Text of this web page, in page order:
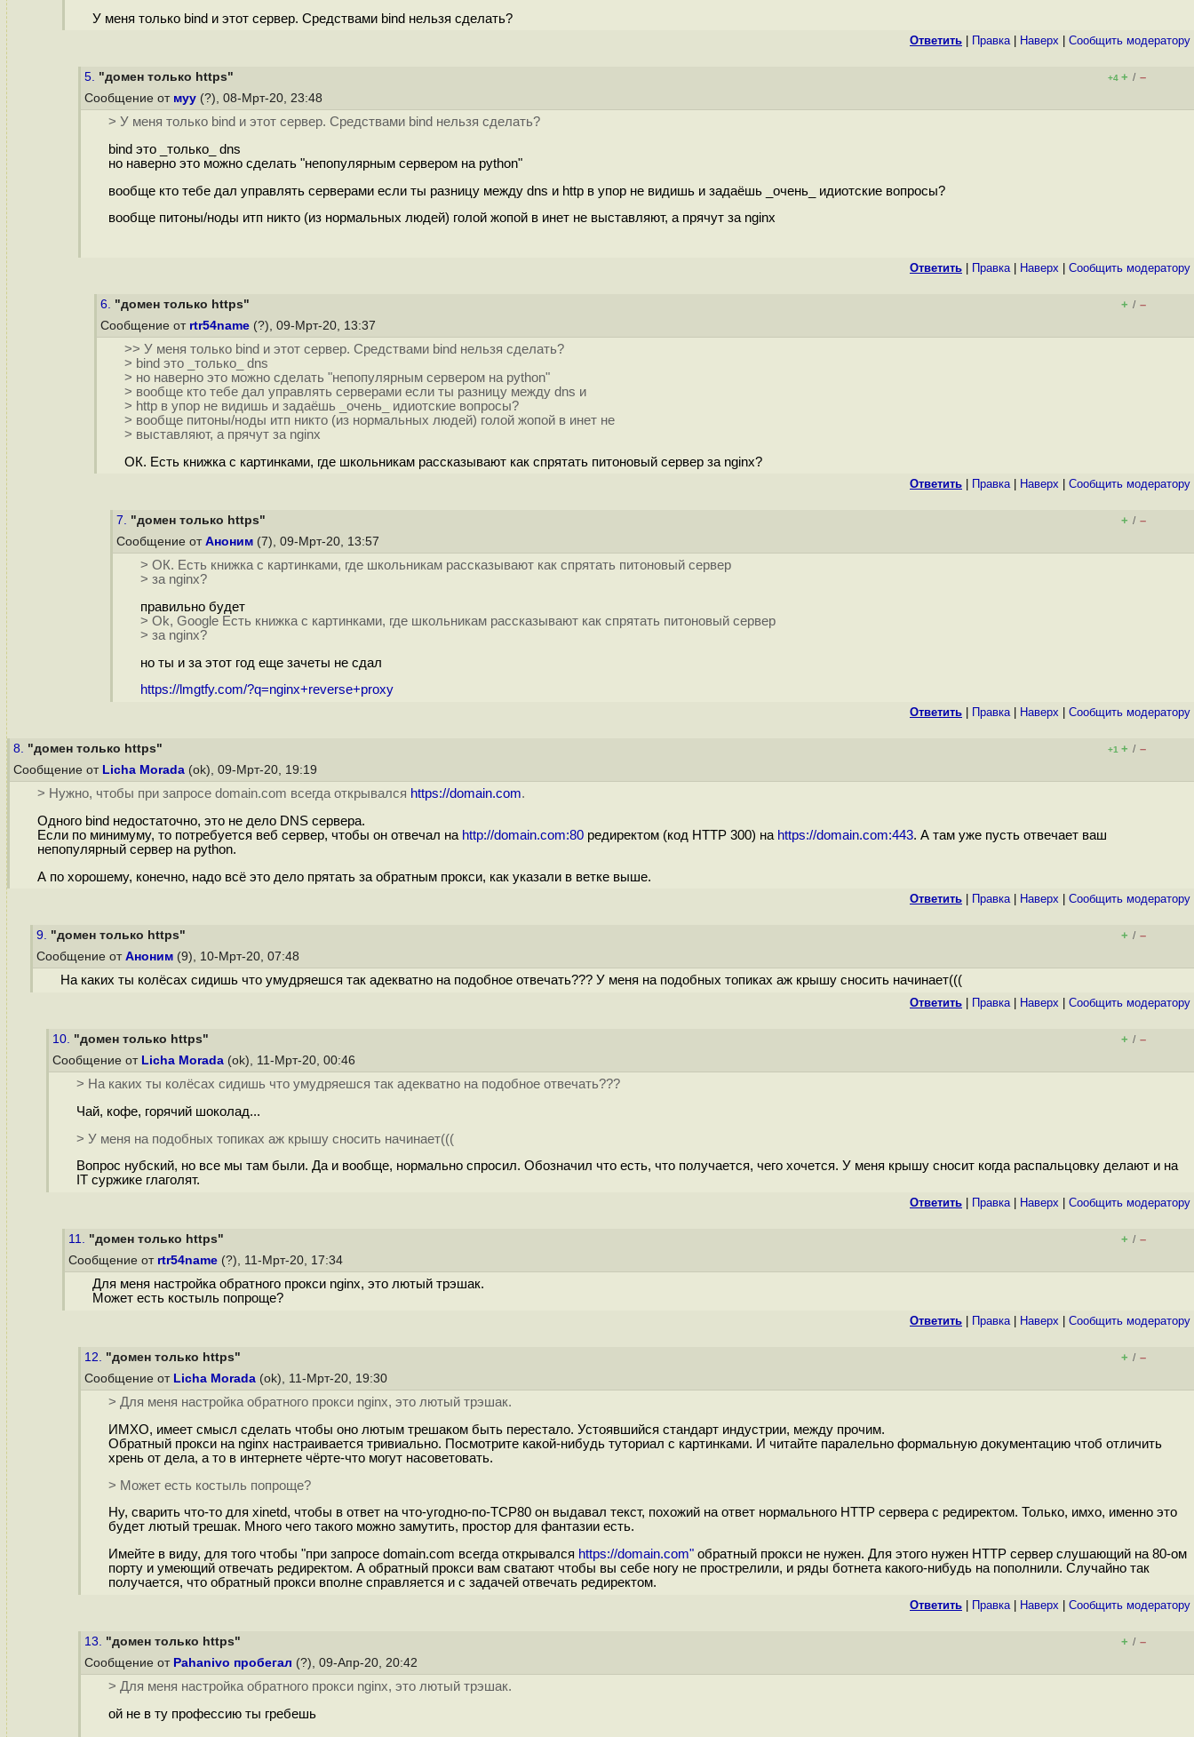
У меня только bind и этот сервер. Средствами bind нельзя сделать?
Ответить Правка| Наверх Cообщить модератору
5. "домен только https" +4 + / –
Сообщение от муу (?), 08-Мрт-20, 23:48
> У меня только bind и этот сервер. Средствами bind нельзя сделать?
bind это _только_ dns
но наверно это можно сделать "непопулярным сервером на python"
вообще кто тебе дал управлять серверами если ты разницу между dns и http в упор не видишь и задаёшь _очень_ идиотские вопросы?
вообще питоны/ноды итп никто (из нормальных людей) голой жопой в инет не выставляют, а прячут за nginx
Ответить Правка| Наверх Cообщить модератору
6. "домен только https" + / –
Сообщение от rtr54name (?), 09-Мрт-20, 13:37
>> У меня только bind и этот сервер. Средствами bind нельзя сделать?
> bind это _только_ dns
> но наверно это можно сделать "непопулярным сервером на python"
> вообще кто тебе дал управлять серверами если ты разницу между dns и
> http в упор не видишь и задаёшь _очень_ идиотские вопросы?
> вообще питоны/ноды итп никто (из нормальных людей) голой жопой в инет не
> выставляют, а прячут за nginx
ОК. Есть книжка с картинками, где школьникам рассказывают как спрятать питоновый сервер за nginx?
Ответить Правка| Наверх Cообщить модератору
7. "домен только https" + / –
Сообщение от Аноним (7), 09-Мрт-20, 13:57
> ОК. Есть книжка с картинками, где школьникам рассказывают как спрятать питоновый сервер
> за nginx?
правильно будет
> Ok, Google Есть книжка с картинками, где школьникам рассказывают как спрятать питоновый сервер
> за nginx?
но ты и за этот год еще зачеты не сдал
https://lmgtfy.com/?q=nginx+reverse+proxy
Ответить Правка| Наверх Cообщить модератору
8. "домен только https" +1 + / –
Сообщение от Licha Morada (ok), 09-Мрт-20, 19:19
> Нужно, чтобы при запросе domain.com всегда открывался https://domain.com.
Одного bind недостаточно, это не дело DNS сервера.
Если по минимуму, то потребуется веб сервер, чтобы он отвечал на http://domain.com:80редиректом (код HTTP 300) на https://domain.com:443. А там уже пусть отвечает ваш
непопулярный сервер на python.
А по хорошему, конечно, надо всё это дело прятать за обратным прокси, как указали в ветке выше.
Ответить Правка| Наверх Cообщить модератору
9. "домен только https" + / –
Сообщение от Аноним (9), 10-Мрт-20, 07:48
На каких ты колёсах сидишь что умудряешся так адекватно на подобное отвечать??? У меня на подобных топиках аж крышу сносить начинает(((
Ответить Правка| Наверх Cообщить модератору
10. "домен только https" + / –
Сообщение от Licha Morada (ok), 11-Мрт-20, 00:46
> На каких ты колёсах сидишь что умудряешся так адекватно на подобное отвечать???
Чай, кофе, горячий шоколад...
> У меня на подобных топиках аж крышу сносить начинает(((
Вопрос нубский, но все мы там были. Да и вообще, нормально спросил. Обозначил что есть, что получается, чего хочется. У меня крышу сносит когда распальцовку делают и на
IT суржике глаголят.
Ответить Правка| Наверх Cообщить модератору
11. "домен только https" + / –
Сообщение от rtr54name (?), 11-Мрт-20, 17:34
Для меня настройка обратного прокси nginx, это лютый трэшак.
Может есть костыль попроще?
Ответить Правка| Наверх Cообщить модератору
12. "домен только https" + / –
Сообщение от Licha Morada (ok), 11-Мрт-20, 19:30
> Для меня настройка обратного прокси nginx, это лютый трэшак.
ИМХО, имеет смысл сделать чтобы оно лютым трешаком быть перестало. Устоявшийся стандарт индустрии, между прочим.
Обратный прокси на nginx настраивается тривиально. Посмотрите какой-нибудь туториал с картинками. И читайте паралельно формальную документацию чтоб отличить
хрень от дела, а то в интернете чёрте-что могут насоветовать.
> Может есть костыль попроще?
Ну, сварить что-то для xinetd, чтобы в ответ на что-угодно-по-TCP80 он выдавал текст, похожий на ответ нормального HTTP сервера с редиректом. Только, имхо, именно это
будет лютый трешак. Много чего такого можно замутить, простор для фантазии есть.
Имейте в виду, для того чтобы "при запросе domain.com всегда открывался https://domain.com"обратный прокси не нужен. Для этого нужен HTTP сервер слушающий на 80-ом
порту и умеющий отвечать редиректом. А обратный прокси вам сватают чтобы вы себе ногу не прострелили, и ряды ботнета какого-нибудь на пополнили. Случайно так
получается, что обратный прокси вполне справляется и с задачей отвечать редиректом.
Ответить Правка| Наверх Cообщить модератору
13. "домен только https" + / –
Сообщение от Pahanivo пробегал (?), 09-Апр-20, 20:42
> Для меня настройка обратного прокси nginx, это лютый трэшак.
ой не в ту профессию ты гребешь